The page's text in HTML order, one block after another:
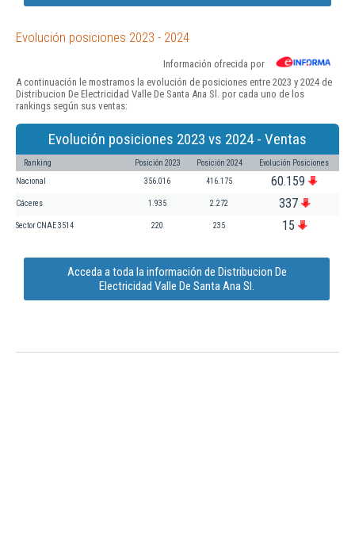
Evolución posiciones 2023 - 2024
Información ofrecida por
A continuación le mostramos la evolución de posiciones entre 2023 y 2024 de
Distribucion De Electricidad Valle De Santa Ana Sl. por cada uno de los
rankings según sus ventas:
Evolución posiciones 2023 vs 2024 - Ventas
Ranking Posición 2023 Posición 2024 Evolución Posiciones
Nacional 356.016 416.175 60.159
Cáceres 1.935 2.272 337
Sector CNAE 3514 220 235 15
Acceda a toda la información de Distribucion De
Electricidad Valle De Santa Ana Sl.